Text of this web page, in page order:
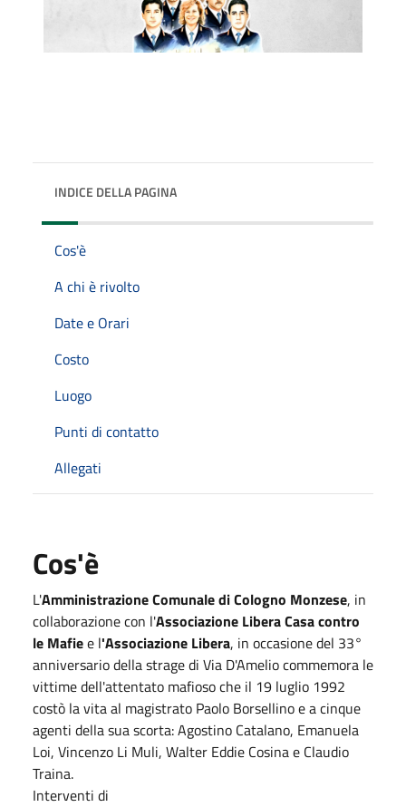
INDICE DELLA PAGINA
Cos'è
A chi è rivolto
Date e Orari
Costo
Luogo
Punti di contatto
Allegati
Cos'è
L'Amministrazione Comunale di Cologno Monzese, in
collaborazione con l'Associazione Libera Casa contro
le Mafiee l'Associazione Libera, in occasione del 33°
anniversario della strage di Via D'Amelio commemora le
vittime dell'attentato mafioso che il 19 luglio 1992
costò la vita al magistrato Paolo Borsellino e a cinque
agenti della sua scorta: Agostino Catalano, Emanuela
Loi, Vincenzo Li Muli, Walter Eddie Cosina e Claudio
Traina.
Interventi di